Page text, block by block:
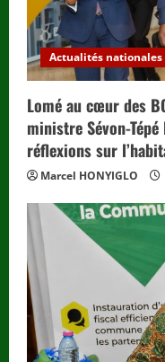
Actualités nationales
Lomé au cœur des
ministre Sévon-
réflexions sur
Marcel HONYIGLO